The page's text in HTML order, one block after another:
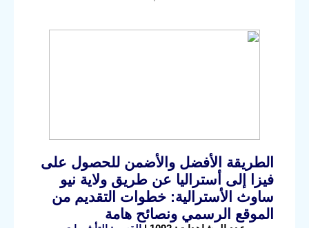
الطريقة الأفضل والأضمن للحصول على
فيزا إلى أستراليا عن طريق ولاية نيو
ساوث الأسترالية: خطوات التقديم من
الموقع الرسمي ونصائح هامة